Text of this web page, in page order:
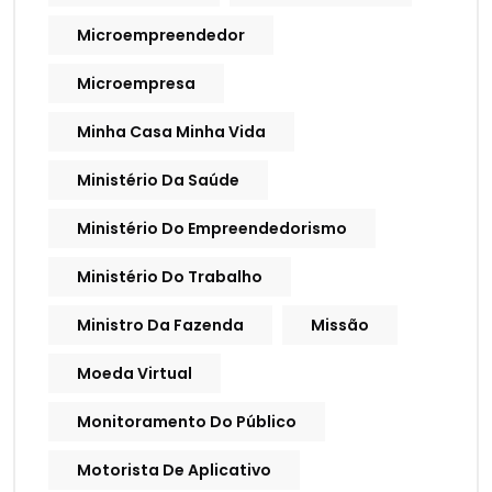
Microempreendedor
Microempresa
Minha Casa Minha Vida
Ministério Da Saúde
Ministério Do Empreendedorismo
Ministério Do Trabalho
Ministro Da Fazenda Missão
Moeda Virtual
Monitoramento Do Público
Motorista De Aplicativo